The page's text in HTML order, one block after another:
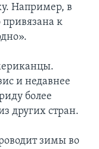
Например, в
привязана к
и недавнее
более
других стран.
зимы во